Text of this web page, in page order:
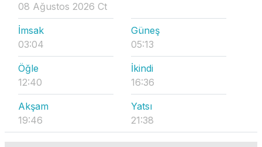
08 Ağustos 2026 Ct
İmsak
03:04
Güneş
05:13
Öğle
12:40
İkindi
16:36
Akşam
19:46
Yatsı
21:38